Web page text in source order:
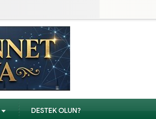
DESTEK OLUN?